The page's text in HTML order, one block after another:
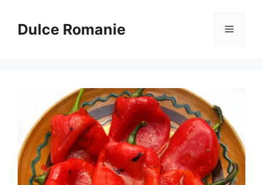
conținutDulce Romanie Meniu